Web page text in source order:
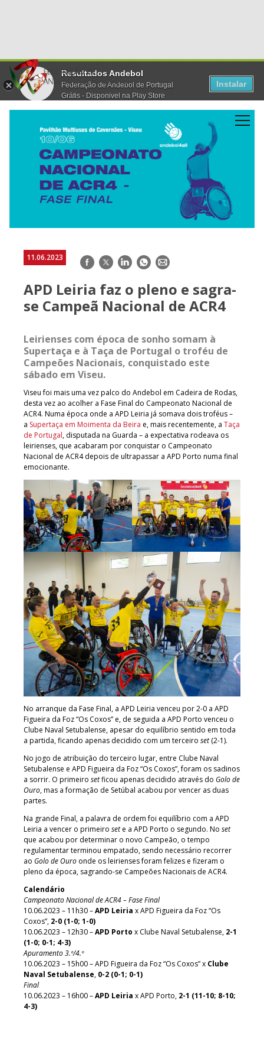
Resultados Andebol
Federação de Andebol de Portugal
Grátis - Disponivel na Play Store
Instalar
11.06.2023 Facebook
TwitterLinkedInWhatsApp
E-
APD Leiria faz o pleno e sagra-
se Campeã Nacional de ACR4
Leirienses com época de sonho somam à
Supertaça e à Taça de Portugal o troféu de
Campeões Nacionais, conquistado este
sábado em Viseu.
Viseu foi mais uma vez palco do Andebol em Cadeira de Rodas,
desta vez ao acolher a Fase Final do Campeonato Nacional de
ACR4. Numa época onde a APD Leiria já somava dois troféus –
a Supertaça em Moimenta da Beira e, mais recentemente, a Taça
de Portugal, disputada na Guarda – a expectativa rodeava os
leirienses, que acabaram por conquistar o Campeonato
Nacional de ACR4 depois de ultrapassar a APD Porto numa final
emocionante.
No arranque da Fase Final, a APD Leiria venceu por 2-0 a APD
Figueira da Foz “Os Coxos” e, de seguida a APD Porto venceu o
Clube Naval Setubalense, apesar do equilíbrio sentido em toda
a partida, ficando apenas decidido com um terceiro set(2-1).
No jogo de atribuição do terceiro lugar, entre Clube Naval
Setubalense e APD Figueira da Foz “Os Coxos”, foram os sadinos
a sorrir. O primeiro setficou apenas decidido através do Golo de
Ouro, mas a formação de Setúbal acabou por vencer as duas
partes.
Na grande Final, a palavra de ordem foi equilíbrio com a APD
Leiria a vencer o primeiro sete a APD Porto o segundo. No set
que acabou por determinar o novo Campeão, o tempo
regulamentar terminou empatado, sendo necessário recorrer
ao Golo de Ouro onde os leirienses foram felizes e fizeram o
pleno da época, sagrando-se Campeões Nacionais de ACR4.
Calendário
Campeonato Nacional de ACR4 – Fase Final
10.06.2023 – 11h30 –APD Leiria x APD Figueira da Foz “Os
Coxos”, 2-0 (1-0; 1-0)
10.06.2023 – 12h30 –APD Porto x Clube Naval Setubalense, 2-1
(1-0; 0-1; 4-3)
Apuramento 3.º/4.º
10.06.2023 – 15h00 – APD Figueira da Foz “Os Coxos” x Clube
Naval Setubalense, 0-2 (0-1; 0-1)
Final
10.06.2023 – 16h00 –APD Leiria x APD Porto, 2-1 (11-10; 8-10;
4-3)